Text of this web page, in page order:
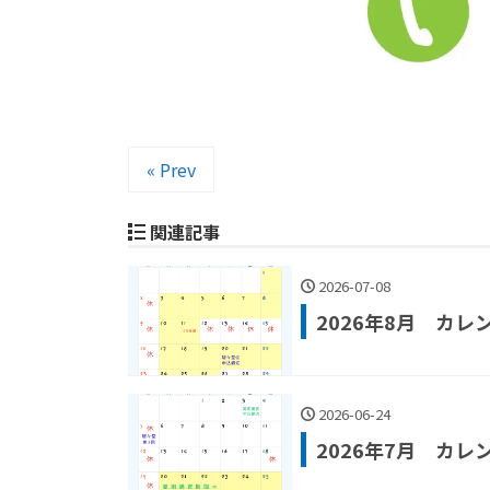
« Prev
関連記事
2026-07-08
2026年8月 カレ
2026-06-24
2026年7月 カレ